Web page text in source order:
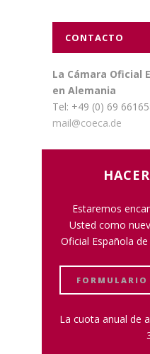
CONTACTO
La Cámara Oficial
en Alemania
Tel: +49 (0) 69
mail@coeca.de
Estaremos
Usted como
Oficial Española
La cuota anual de